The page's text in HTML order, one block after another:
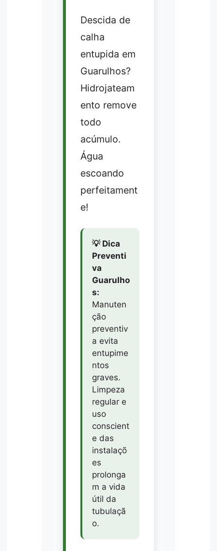
Descida de
calha
entupida em
Guarulhos?
Hidrojateam
ento remove
todo
acúmulo.
Água
escoando
perfeitament
e!
💡 Dica
Preventi
va
Guarulho
s:
Manuten
ção
preventiv
a evita
entupime
ntos
graves.
Limpeza
regular e
uso
conscient
e das
instalaçõ
es
prolonga
m a vida
útil da
tubulaçã
o.